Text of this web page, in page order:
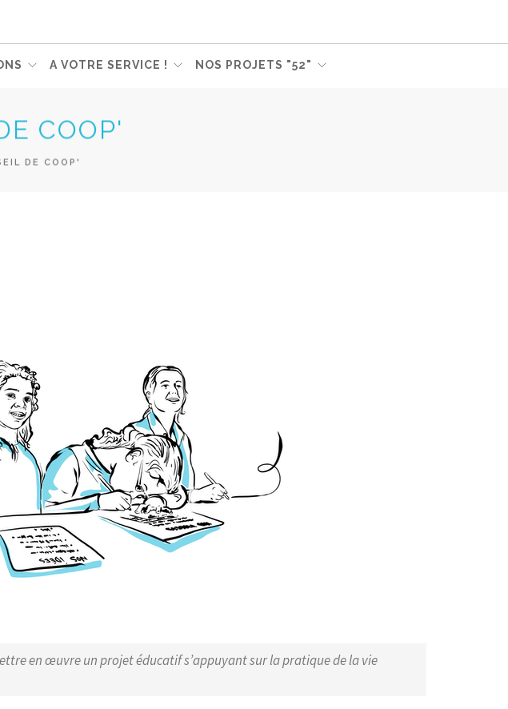
A VOTRE SERVICE ! NOS PROJETS "52"
COOP'
DE COOP'
en œuvre un projet éducatif s’appuyant sur la pratique de la vie